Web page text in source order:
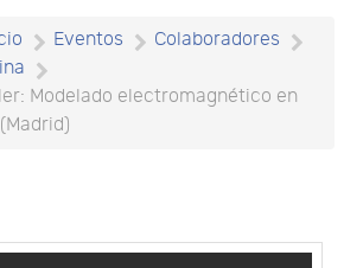
Eventos
Colaboradores
Modelado electromagnético en